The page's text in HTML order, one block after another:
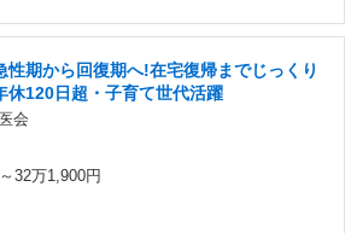
性期から回復期へ!在宅復帰までじっくり
休120日超・子育て世代活躍
会
32万1,900円